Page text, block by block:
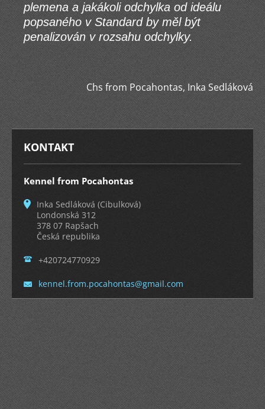
plemena a jakákoli odchylka od ideálu
popsaného v Standard by měl být
penalizován v rozsahu odchylky.
Chs from Pocahontas, Inka Sedláková
KONTAKT
Kennel from Pocahontas
Inka Sedláková (Cibulková)
Londonská 312
378 07 Rapšach
Česká republika
+420724770929
kennel.from.pocahontas@gmail.com